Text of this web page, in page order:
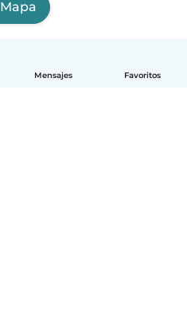
Mensajes Favoritos
Mapa